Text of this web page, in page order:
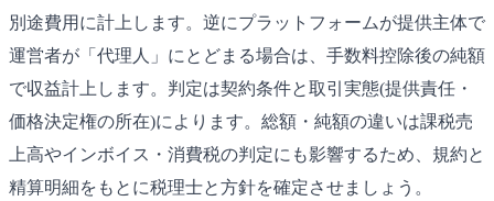
別途費用に計上します。逆にプラットフォームが提供主体で
運営者が「代理人」にとどまる場合は、手数料控除後の純額
で収益計上します。判定は契約条件と取引実態(提供責任・
価格決定権の所在)によります。総額・純額の違いは課税売
上高やインボイス・消費税の判定にも影響するため、規約と
精算明細をもとに税理士と方針を確定させましょう。